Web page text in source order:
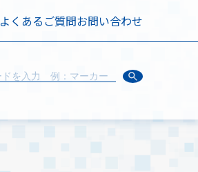
よくあるご質問お問い合わせ